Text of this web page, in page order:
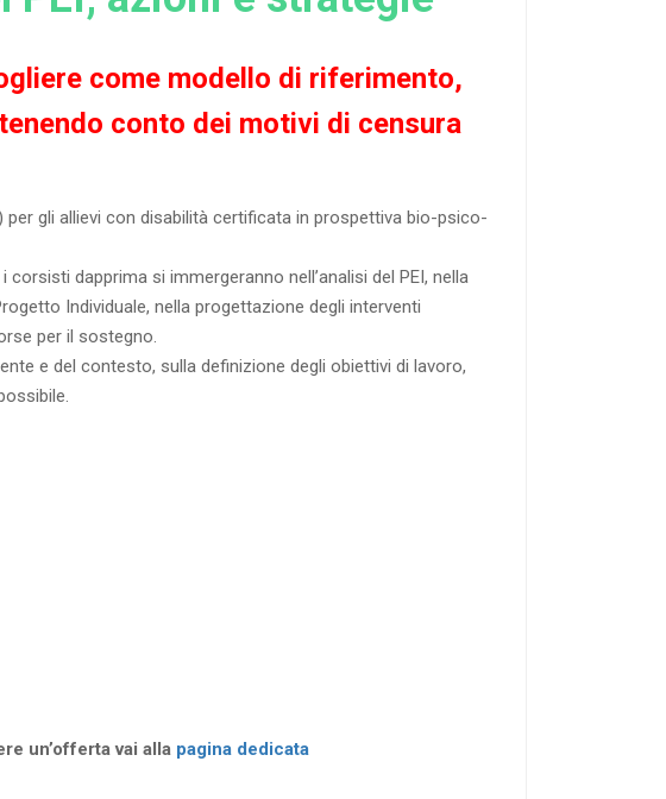
come modello di riferimento,
conto dei motivi di censura
gli allievi con disabilità certificata in prospettiva bio-psico-
dapprima si immergeranno nell’analisi del PEI, nella
Individuale, nella progettazione degli interventi
per il sostegno.
e del contesto, sulla definizione degli obiettivi di lavoro,
un’offerta vai alla pagina dedicata